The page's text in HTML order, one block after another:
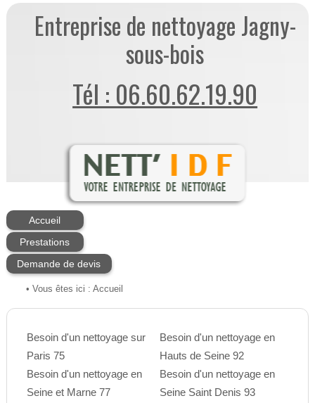
Entreprise de nettoyage Jagny-
sous-bois
Tél : 06.60.62.19.90
Accueil
Prestations
Demande de devis
• Vous êtes ici : Accueil
Besoin d'un nettoyage sur
Paris 75
Besoin d'un nettoyage en
Seine et Marne 77
Besoin d'un nettoyage en
Hauts de Seine 92
Besoin d'un nettoyage en
Seine Saint Denis 93